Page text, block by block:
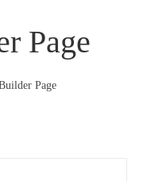
Page
Page